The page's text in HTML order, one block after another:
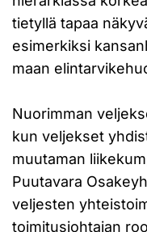
tietyllä tapaa
esimerkiksi
maan
Nuorimman
kun veljekset
muutaman
Puutavara
veljesten
toimitusjohtajan